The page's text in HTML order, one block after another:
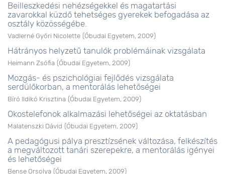
Beilleszkedési nehézségekkel és magatartási
zavarokkal küzdő tehetséges gyerekek befogadása az
osztály közösségébe.
Vadlerné Győri Nicolette (Óbudai Egyetem 2009)
Hátrányos helyzetű tanulók problémáinak vizsgálata
Heimann Zsófia (Óbudai Egyetem 2009)
Mozgás- és pszichológiai fejlődés vizsgálata
serdülőkorban, a mentorálás lehetőségei
Bíró Ildikó Krisztina (Óbudai Egyetem 2009)
Okostelefonok alkalmazási lehetőségei az oktatásban
Malatenszki Dávid (Óbudai Egyetem 2009)
A pedagógusi pálya presztízsének változása, felkészítés
a megváltozott tanári szerepekre, a mentorálás igényei
és lehetőségei
Bense Orsolya (Óbudai Egyetem 2009)